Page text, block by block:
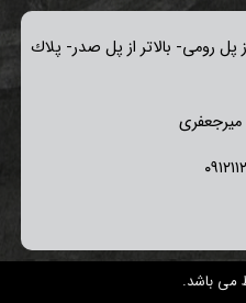
پل رومی- بالاتر از پل صدر- پلاك
می باشد.